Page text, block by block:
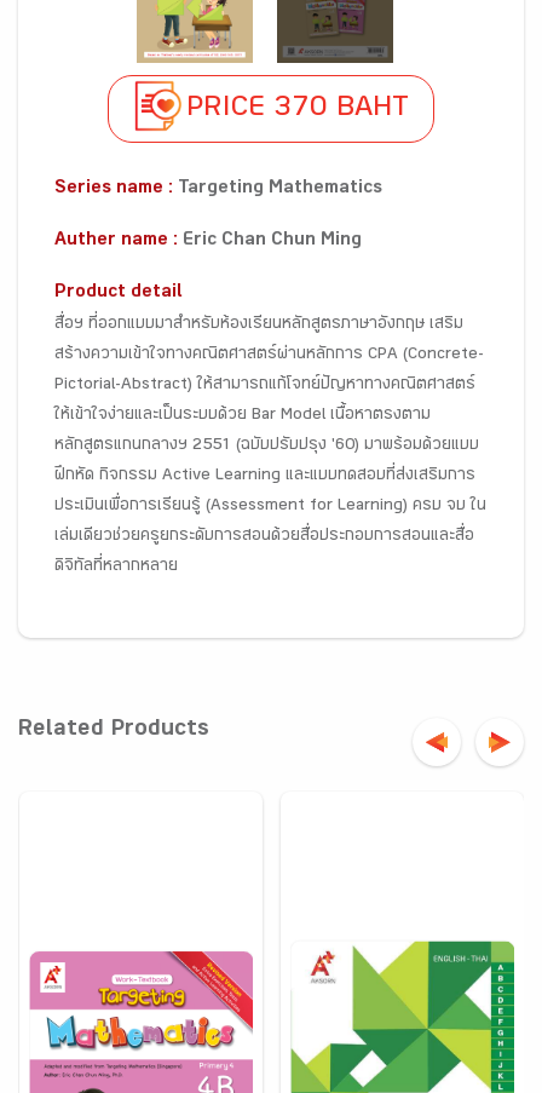
PRICE 370 BAHT
Series name : Targeting Mathematics
Auther name : Eric Chan Chun Ming
Product detail
สื่อฯ ที่ออกแบบมาสำหรับห้องเรียนหลักสูตรภาษาอังกฤษ เสริม
สร้างความเข้าใจทางคณิตศาสตร์ผ่านหลักการ CPA (Concrete-
Pictorial-Abstract) ให้สามารถแก้โจทย์ปัญหาทางคณิตศาสตร์
ให้เข้าใจง่ายและเป็นระบบด้วย Bar Model เนื้อหาตรงตาม
หลักสูตรแกนกลางฯ 2551 (ฉบับปรับปรุง '60) มาพร้อมด้วยแบบ
ฝึกหัด กิจกรรม Active Learning และแบบทดสอบที่ส่งเสริมการ
ประเมินเพื่อการเรียนรู้ (Assessment for Learning) ครบ จบ ใน
เล่มเดียวช่วยครูยกระดับการสอนด้วยสื่อประกอบการสอนและสื่อ
ดิจิทัลที่หลากหลาย
Related Products